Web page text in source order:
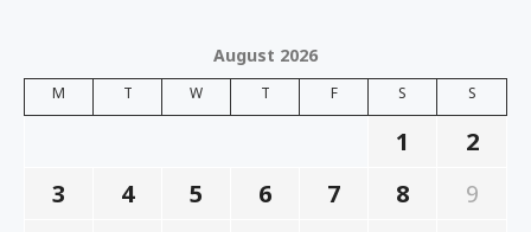
August 2026
M T W T F S S
1
2
3
4 5 6 7 8
9